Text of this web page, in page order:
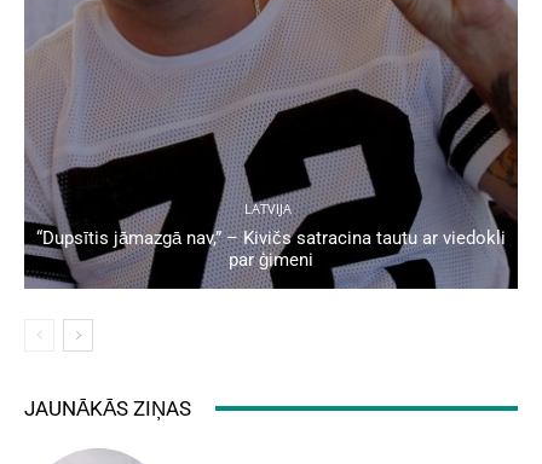
LATVIJA
“Dupsītis jāmazgā nav,” – Kivičs satracina tautu ar viedokli
par ģimeni
JAUNĀKĀS ZIŅAS